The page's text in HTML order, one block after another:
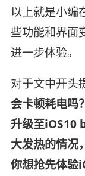
以上就是小编
些功能和界面
进一步体验。
对于文中开头
会卡顿耗电吗
升级至iOS10
大发热的情况
你想抢先体验